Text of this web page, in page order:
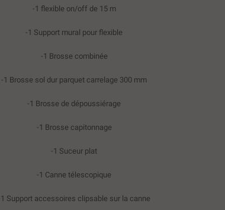
-1 flexible on/off de 15 m
-1 Support mural pour flexible
-1 Brosse combinée
-1 Brosse sol dur parquet carrelage 300 mm
-1 Brosse de dépoussiérage
-1 Brosse capitonnage
-1 Suceur plat
-1 Canne télescopique
1 Support accessoires clipsable sur la canne